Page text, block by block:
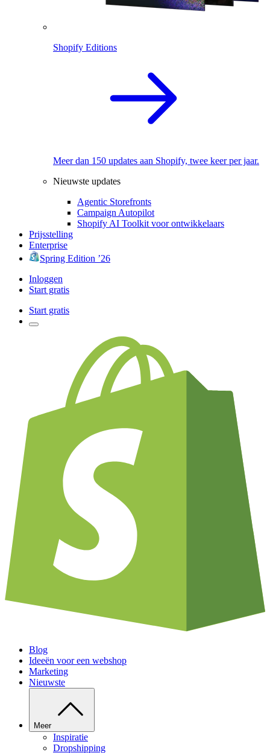
Shopify Editions
Meer dan 150 updates aan Shopify, twee keer per jaar.
Nieuwste updates
Agentic Storefronts
Campaign Autopilot
Shopify AI Toolkit voor ontwikkelaars
Prijsstelling
Enterprise
Spring Edition ’26
Inloggen
Start gratis
Start gratis
Blog
Ideeën voor een webshop
Marketing
Nieuwste
Meer
Inspiratie
Dropshipping